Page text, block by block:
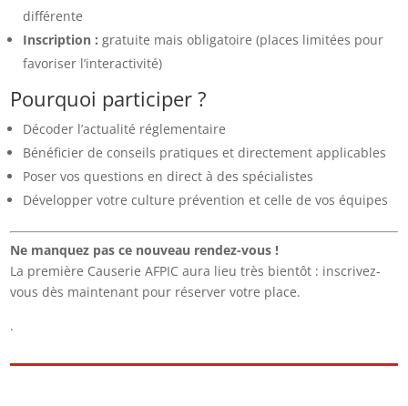
différente
Inscription : gratuite mais obligatoire (places limitées pour
favoriser l’interactivité)
Pourquoi participer ?
Décoder l’actualité réglementaire
Bénéficier de conseils pratiques et directement applicables
Poser vos questions en direct à des spécialistes
Développer votre culture prévention et celle de vos équipes
Ne manquez pas ce nouveau rendez-vous !
La première Causerie AFPIC aura lieu très bientôt : inscrivez-
vous dès maintenant pour réserver votre place.
.